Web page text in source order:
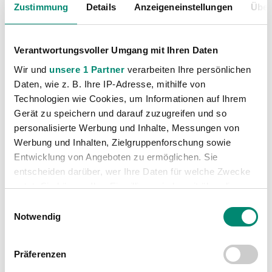
Zustimmung Details Anzeigeneinstellungen
Verantwortungsvoller Umgang mit Ihren Daten
Wir und unsere 1 Partner verarbeiten Ihre persönlichen
Daten, wie z. B. Ihre IP-Adresse, mithilfe von
Technologien wie Cookies, um Informationen auf Ihrem
Gerät zu speichern und darauf zuzugreifen und so
personalisierte Werbung und Inhalte, Messungen von
Werbung und Inhalten, Zielgruppenforschung sowie
Entwicklung von Angeboten zu ermöglichen. Sie
entscheiden darüber, wer Ihre Daten für welche Zwecke
nutzt. Sie können Ihre Einwilligung jederzeit über die
Trigger Symbol ändern oder widerrufen
Erfahren Sie mehr darüber, wie Ihre persönlichen Daten
verarbeitet werden, und legen Sie Ihre Präferenzen im
Notwendig
Präferenzen
Kategorien
Akademie
Allgemeine News
Damen
Junge Wikinger Ried
(413)
(74)
(1316)
(91)
(2867)